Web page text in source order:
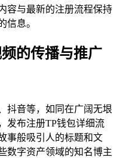
容与最新的注册流程保持
信息。
的传播与推广
抖音等，如同在广阔无垠
发布注册TP钱包详细流
事般吸引人的标题和文
数字资产领域的知名博主